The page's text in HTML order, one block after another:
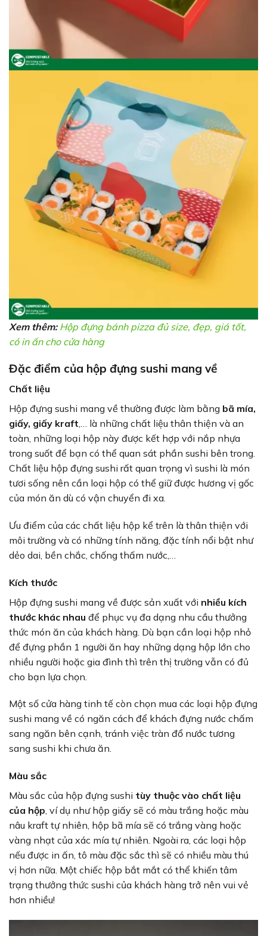
Xem thêm: Hộp đựng bánh pizza đủ size, đẹp, giá tốt,
có in ấn cho cửa hàng
Đặc điểm của hộp đựng sushi mang về
Chất liệu
Hộp đựng sushi mang về thường được làm bằng bã mía,
giấy, giấy kraft ,… là những chất liệu thân thiện và an
toàn, những loại hộp này được kết hợp với nắp nhựa
trong suốt để bạn có thể quan sát phần sushi bên trong.
Chất liệu hộp đựng sushi rất quan trọng vì sushi là món
tươi sống nên cần loại hộp có thể giữ được hương vị gốc
của món ăn dù có vận chuyển đi xa.
Ưu điểm của các chất liệu hộp kể trên là thân thiện với
môi trường và có những tính năng, đặc tính nổi bật như
dẻo dai, bền chắc, chống thấm nước,…
Kích thước
Hộp đựng sushi mang về được sản xuất với nhiều kích
thước khác nhau để phục vụ đa dạng nhu cầu thưởng
thức món ăn của khách hàng. Dù bạn cần loại hộp nhỏ
để đựng phần 1 người ăn hay những dạng hộp lớn cho
nhiều người hoặc gia đình thì trên thị trường vẫn có đủ
cho bạn lựa chọn.
Một số cửa hàng tinh tế còn chọn mua các loại hộp đựng
sushi mang về có ngăn cách để khách đựng nước chấm
sang ngăn bên cạnh, tránh việc tràn đổ nước tương
sang sushi khi chưa ăn.
Màu sắc
Màu sắc của hộp đựng sushi tùy thuộc vào chất liệu
của hộp, ví dụ như hộp giấy sẽ có màu trắng hoặc màu
nâu kraft tự nhiên, hộp bã mía sẽ có trắng vàng hoặc
vàng nhạt của xác mía tự nhiên. Ngoài ra, các loại hộp
nếu được in ấn, tô màu đặc sắc thì sẽ có nhiều màu thú
vị hơn nữa. Một chiếc hộp bắt mắt có thể khiến tâm
trạng thưởng thức sushi của khách hàng trở nên vui vẻ
hơn nhiều!